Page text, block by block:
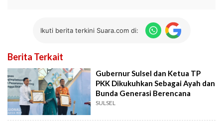
Ikuti berita terkini Suara.com di:
Berita Terkait
Gubernur Sulsel dan Ketua TP
PKK Dikukuhkan Sebagai Ayah dan
Bunda Generasi Berencana
SULSEL